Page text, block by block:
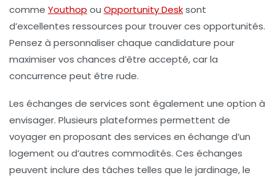
comme Youthop ou Opportunity Desksont
d’excellentes ressources pour trouver ces opportunités.
Pensez à personnaliser chaque candidature pour
maximiser vos chances d’être accepté, car la
concurrence peut être rude.
Les échanges de services sont également une option à
envisager. Plusieurs plateformes permettent de
voyager en proposant des services en échange d’un
logement ou d’autres commodités. Ces échanges
peuvent inclure des tâches telles que le jardinage, le